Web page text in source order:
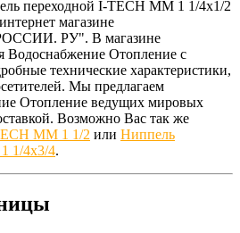
переходной I-TECH MM 1 1/4х1/2
магазине
РУ". В магазине
Водоснабжение Отопление с
технические характеристики,
Мы предлагаем
Отопление ведущих мировых
Возможно Вас так же
MM 1 1/2 или Ниппель
1/4х3/4.